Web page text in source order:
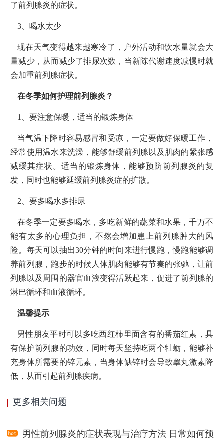
了前列腺炎的症状。
3、喝水太少
现在天气变得越来越寒冷了，户外活动和饮水量就会大
量减少，从而减少了排尿次数，当新陈代谢速度减慢时就
会加重前列腺症状。
在冬季如何护理前列腺炎？
1、要注意保暖，适当的锻炼身体
当气温下降时容易感冒和受凉，一定要做好保暖工作，
经常使用温水来洗澡，能够舒缓前列腺以及肌肉的紧张感
减缓其症状。适当的锻炼身体，能够预防前列腺炎的复
发，同时也能够延缓前列腺炎症的扩散。
2、要多喝水多排尿
在冬季一定要多喝水，多吃新鲜的蔬菜和水果，千万不
能有太多的心理负担，不然会增加患上前列腺肿大的风
险。每天可以抽出30分钟的时间来进行慢跑，慢跑能够调
养前列腺，跑步的时候人体肌肉能够有节奏的张驰，让前
列腺以及周围的器官血液变得活跃起来，促进了前列腺的
淋巴循环和血液循环。
温馨提示
男性朋友平时可以多吃西红柿里面含有的番茄红素，具
有保护前列腺的功效，同时每天坚持吃两个牡蛎，能够补
充身体所需要的锌元素，当身体缺锌时会导致睾丸激素降
低，从而引起前列腺疾病。
更多相关问题
男性前列腺炎的症状表现与治疗方法 日常如何预